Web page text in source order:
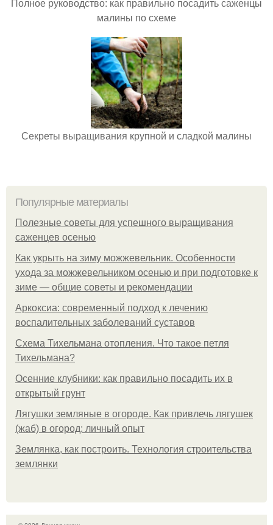
малины по схеме
Секреты выращивания крупной и сладкой малины
Популярные материалы
Полезные советы для успешного выращивания
саженцев осенью
Как укрыть на зиму можжевельник. Особенности
ухода за можжевельником осенью и при подготовке к
зиме — общие советы и рекомендации
Аркоксиа: современный подход к лечению
воспалительных заболеваний суставов
Схема Тихельмана отопления. Что такое петля
Тихельмана?
Осенние клубники: как правильно посадить их в
открытый грунт
Лягушки земляные в огороде. Как привлечь лягушек
(жаб) в огород: личный опыт
Землянка, как построить. Технология строительства
землянки